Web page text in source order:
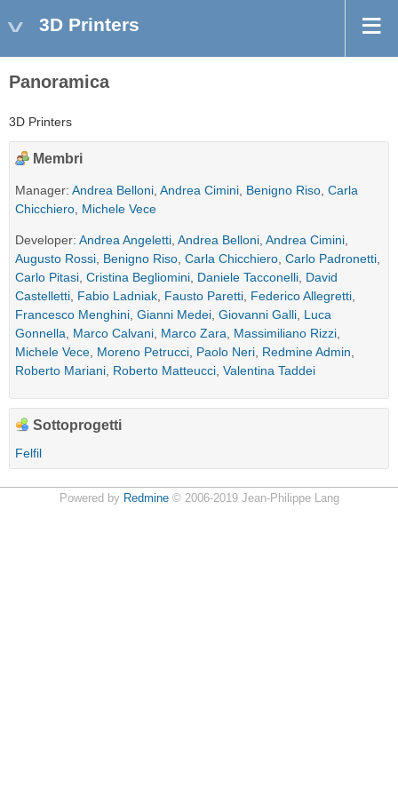
3D Printers
Panoramica
3D Printers
Membri
Manager: Andrea Belloni, Andrea Cimini, Benigno Riso, Carla
Chicchiero, Michele Vece
Developer: Andrea Angeletti, Andrea Belloni, Andrea Cimini,
Augusto Rossi, Benigno Riso, Carla Chicchiero, Carlo Padronetti,
Carlo Pitasi, Cristina Begliomini, Daniele Tacconelli, David
Castelletti, Fabio Ladniak, Fausto Paretti, Federico Allegretti,
Francesco Menghini, Gianni Medei, Giovanni Galli, Luca
Gonnella, Marco Calvani, Marco Zara, Massimiliano Rizzi,
Michele Vece, Moreno Petrucci, Paolo Neri, Redmine Admin,
Roberto Mariani, Roberto Matteucci, Valentina Taddei
Sottoprogetti
Felfil
Powered by Redmine© 2006-2019 Jean-Philippe Lang